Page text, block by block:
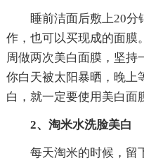
睡前洁面后敷上20分
作，也可以买现成的面膜
周做两次美白面膜，坚持
你白天被太阳暴晒，晚上
白，就一定要使用美白面
2、淘米水洗脸美白
每天淘米的时候，留